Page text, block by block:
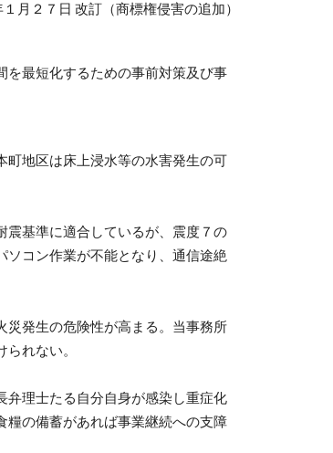
月２７日 改訂（商標権侵害の追加）
を最短化するための事前対策及び事
地区は床上浸水等の水害発生の可
基準に適合しているが、震度７の
コン作業が不能となり、通信途絶
災発生の危険性が高まる。当事務所
れない。
弁理士たる自分自身が感染し重症化
糧の備蓄があれば事業継続への支障